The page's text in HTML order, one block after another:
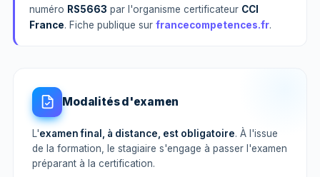
numéro RS5663 par l'organisme certificateur CCI
France. Fiche publique sur francecompetences.fr.
Modalités d'examen
L'examen final, à distance, est obligatoire. À l'issue
de la formation, le stagiaire s'engage à passer l'examen
préparant à la certification.